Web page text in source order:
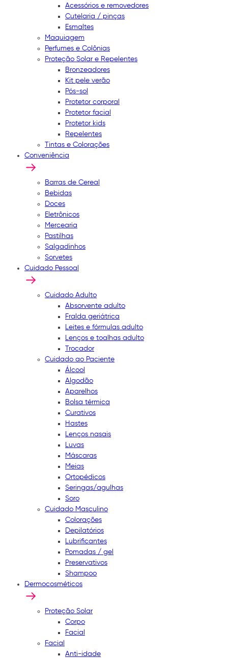
Acessórios e removedores
Cutelaria / pinças
Esmaltes
Maquiagem
Perfumes e Colônias
Proteção Solar e Repelentes
Bronzeadores
Kit pele verão
Pós-sol
Protetor corporal
Protetor facial
Protetor kids
Repelentes
Tintas e Colorações
Conveniência
Barras de Cereal
Bebidas
Doces
Eletrônicos
Mercearia
Pastilhas
Salgadinhos
Sorvetes
Cuidado Pessoal
Cuidado Adulto
Absorvente adulto
Fralda geriátrica
Leites e fórmulas adulto
Lenços e toalhas adulto
Trocador
Cuidado ao Paciente
Álcool
Algodão
Aparelhos
Bolsa térmica
Curativos
Hastes
Lenços nasais
Luvas
Máscaras
Meias
Ortopédicos
Seringas/agulhas
Soro
Cuidado Masculino
Colorações
Depilatórios
Lubrificantes
Pomadas / gel
Preservativos
Shampoo
Dermocosméticos
Proteção Solar
Corpo
Facial
Facial
Anti-idade